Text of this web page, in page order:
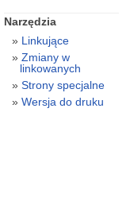
Narzędzia
Linkujące
Zmiany w
linkowanych
Strony specjalne
Wersja do druku